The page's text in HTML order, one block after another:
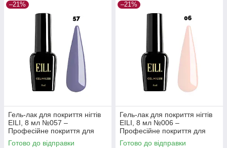
–21%
Гель-лак для покриття нігтів
EILI, 8 мл №057 –
Професійне покриття для
ідеального манікюру
Готово до відправки
–21%
Гель-лак для покриття нігтів
EILI, 8 мл №006 –
Професійне покриття для
ідеального манікюру
Готово до відправки